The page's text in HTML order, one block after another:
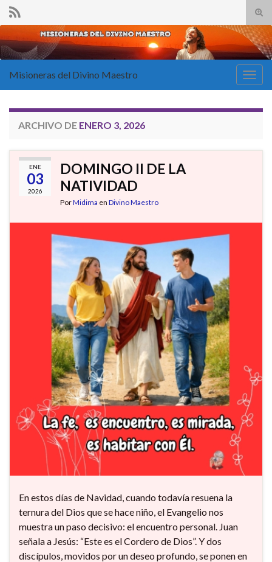
el
de
Search for:
la
Misioneras del Divino Maestro
ARCHIVO DE ENERO 3, 2026
ENE
03
2026
DOMINGO II DE LA
NATIVIDAD
PorMidima en Divino Maestro
En estos días de Navidad, cuando todavía resuena la
ternura del Dios que se hace niño, el Evangelio nos
muestra un paso decisivo: el encuentro personal. Juan
señala a Jesús: “Este es el Cordero de Dios”. Y dos
discípulos, movidos por un deseo profundo, se ponen en